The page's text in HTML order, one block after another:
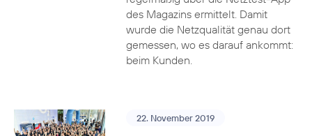
des Magazins ermittelt. Damit
wurde die Netzqualität genau dort
gemessen, wo es darauf ankommt:
beim Kunden.
22. November 2019